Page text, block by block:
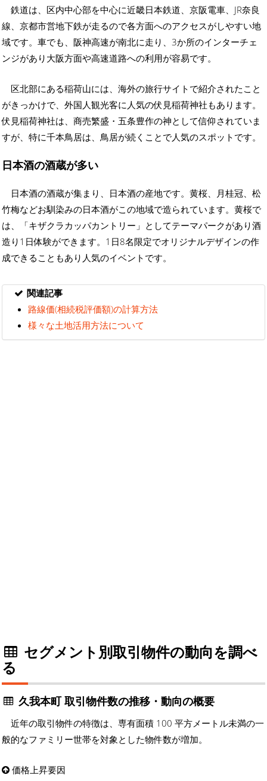
鉄道は、区内中心部を中心に近畿日本鉄道、京阪電車、JR奈良
線、京都市営地下鉄が走るので各方面へのアクセスがしやすい地
域です。車でも、阪神高速が南北に走り、3か所のインターチェ
ンジがあり大阪方面や高速道路への利用が容易です。
区北部にある稲荷山には、海外の旅行サイトで紹介されたこと
がきっかけで、外国人観光客に人気の伏見稲荷神社もあります。
伏見稲荷神社は、商売繁盛・五条豊作の神として信仰されていま
すが、特に千本鳥居は、鳥居が続くことで人気のスポットです。
日本酒の酒蔵が多い
日本酒の酒蔵が集まり、日本酒の産地です。黄桜、月桂冠、松
竹梅などお馴染みの日本酒がこの地域で造られています。黄桜で
は、「キザクラカッパカントリー」としてテーマパークがあり酒
造り1日体験ができます。1日8名限定でオリジナルデザインの作
成できることもあり人気のイベントです。
関連記事
路線価(相続税評価額)の計算方法
様々な土地活用方法について
セグメント別取引物件の動向を調べ
る
久我本町 取引物件数の推移・動向の概要
近年の取引物件の特徴は、専有面積 100 平方メートル未満の一
般的なファミリー世帯を対象とした物件数が増加。
価格上昇要因